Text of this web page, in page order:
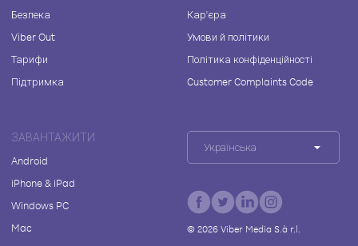
Безпека
Viber Out
Тарифи
Підтримка
Кар'єра
Умови й політики
Політика конфіденційності
Customer Complaints Code
ЗАВАНТАЖИТИ
Android
iPhone & iPad
Windows PC
Mac
Українська
© 2026Viber Media S.à r.l.